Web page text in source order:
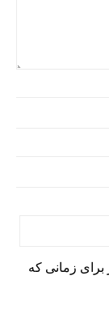
برای زمانی که